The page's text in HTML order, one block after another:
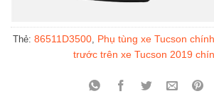
Thẻ: 86511D3500, Phụ tùng xe Tucson
trước trên xe Tucson 2019